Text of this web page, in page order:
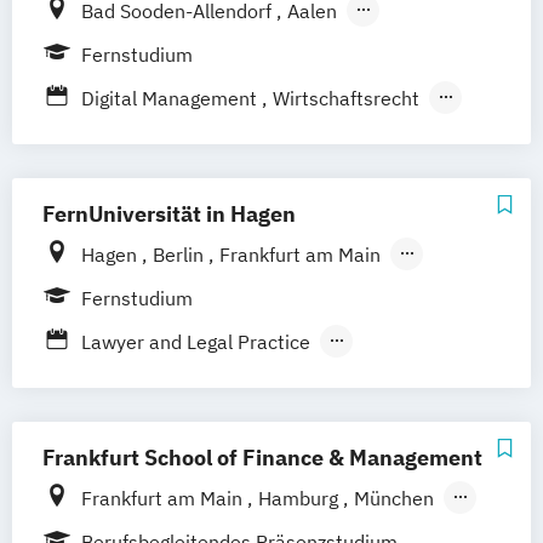
Mergers & Acquisitions
Personal und Organisation
Process Management Consulting
Bad Sooden-Allendorf
Aalen
Baden-Baden
Heilbronn Kassel Leipzig Mannheim
München Bochum Kaiserslautern
Wiesbaden Regenstauf Dresden
Hoyerswerda Magdeburg
Schwentinental / Kiel Stein / Nürnberg
Fernstudium
Digital Management
Wirtschaftsrecht
FernUniversität in Hagen
Hagen Berlin
Frankfurt am Main
Hamburg
Stuttgart Nürnberg Bonn
Fernstudium
Lawyer and Legal Practice
Frankfurt School of Finance & Management
Frankfurt am Main Hamburg
München
Düsseldorf
Online-Campus Stuttgart